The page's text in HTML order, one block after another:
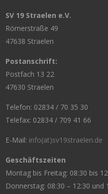
SV 19 Straelen e.V.
Römerstraße 49
47638 Straelen
Postanschrift:
Postfach 13 22
47630 Straelen
Telefon: 02834 / 70 35 30
Telefax: 02834 / 709 41 66
E-Mail: info(at)sv19straelen.de
Geschäftszeiten
Montag bis Freitag: 08:30 bis
Donnerstag: 08:30 – 12:30 und